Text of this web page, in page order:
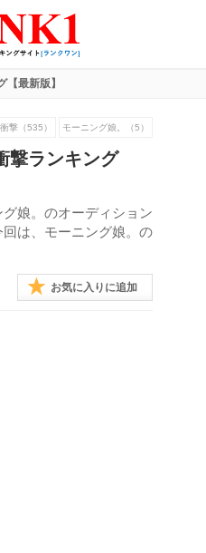
最新版】
衝撃（535） モーニング娘。（5）
撃ランキング
娘。のオーディション
は、モーニング娘。の
お気に入りに追加